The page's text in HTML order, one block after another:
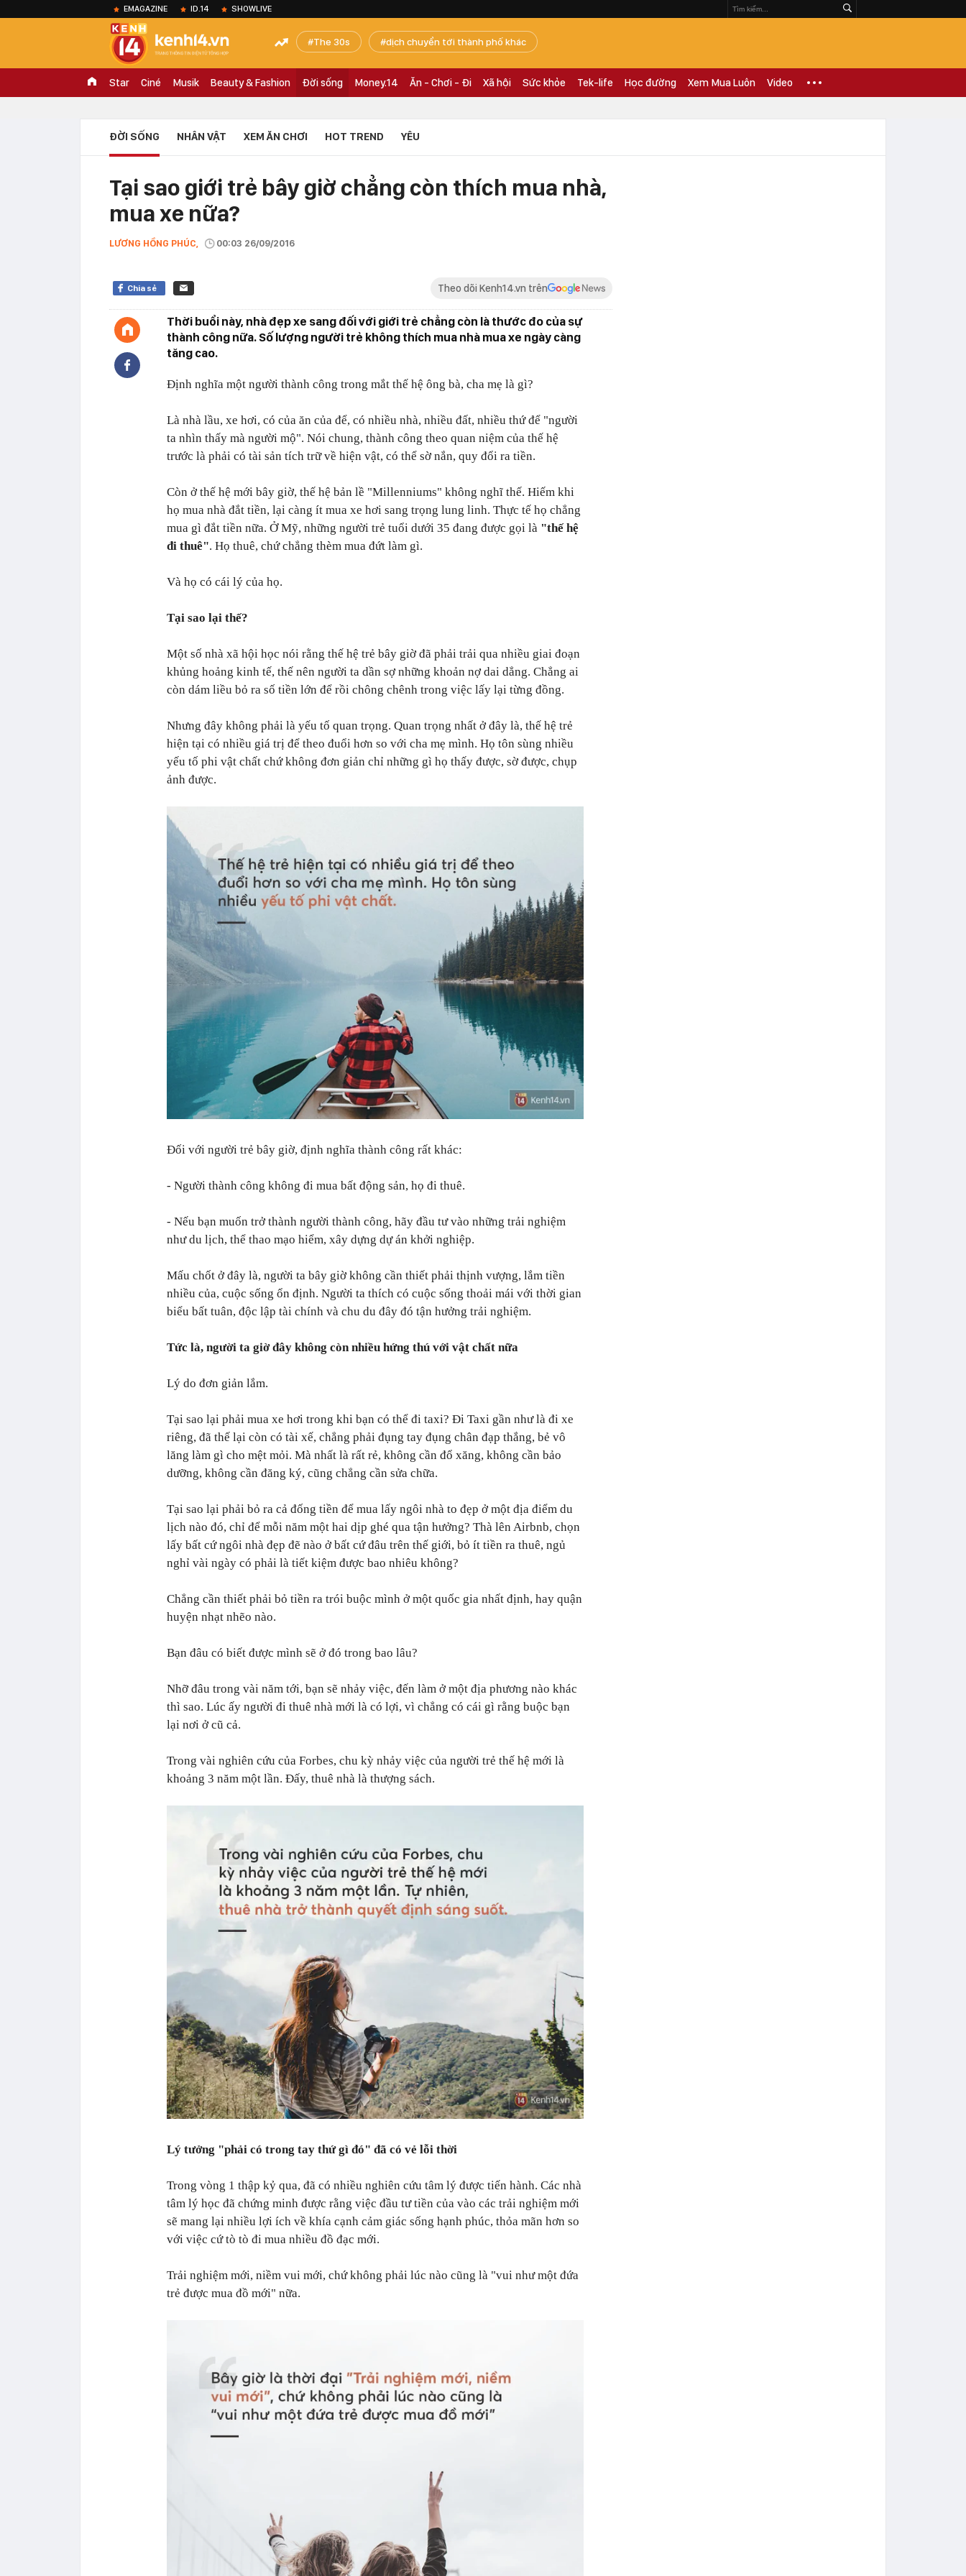
EMAGAZINE ID.14 SHOWLIVE
The 30s dịch chuyển tới thành phố khác
Star Ciné Musik Beauty & Fashion Đời sống Money.14 Ăn - Chơi - Đi Xã hội Sức khỏe Tek-life Học đường Xem Mua Luôn Video
ĐỜI SỐNG NHÂN VẬT XEM ĂN CHƠI HOT TREND YÊU
Tại sao giới trẻ bây giờ chẳng còn thích mua nhà,
mua xe nữa?
LƯƠNG HỒNG PHÚC, 00:03 26/09/2016
Chia sẻ Theo dõi Kenh14.vn trên
Thời buổi này, nhà đẹp xe sang đối với giới trẻ chẳng còn là thước đo của sự
thành công nữa. Số lượng người trẻ không thích mua nhà mua xe ngày càng
tăng cao.
Định nghĩa một người thành công trong mắt thế hệ ông bà, cha mẹ là gì?
Là nhà lầu, xe hơi, có của ăn của để, có nhiều nhà, nhiều đất, nhiều thứ để "người
ta nhìn thấy mà người mộ". Nói chung, thành công theo quan niệm của thế hệ
trước là phải có tài sản tích trữ về hiện vật, có thể sờ nắn, quy đổi ra tiền.
Còn ở thế hệ mới bây giờ, thế hệ bản lề "Millenniums" không nghĩ thế. Hiếm khi
họ mua nhà đắt tiền, lại càng ít mua xe hơi sang trọng lung linh. Thực tế họ chẳng
mua gì đắt tiền nữa. Ở Mỹ, những người trẻ tuổi dưới 35 đang được gọi là "thế hệ
đi thuê". Họ thuê, chứ chẳng thèm mua đứt làm gì.
Và họ có cái lý của họ.
Tại sao lại thế?
Một số nhà xã hội học nói rằng thế hệ trẻ bây giờ đã phải trải qua nhiều giai đoạn
khủng hoảng kinh tế, thế nên người ta dần sợ những khoản nợ dai dẳng. Chẳng ai
còn dám liều bỏ ra số tiền lớn để rồi chông chênh trong việc lấy lại từng đồng.
Nhưng đây không phải là yếu tố quan trọng. Quan trọng nhất ở đây là, thế hệ trẻ
hiện tại có nhiều giá trị để theo đuổi hơn so với cha mẹ mình. Họ tôn sùng nhiều
yếu tố phi vật chất chứ không đơn giản chỉ những gì họ thấy được, sờ được, chụp
ảnh được.
Đối với người trẻ bây giờ, định nghĩa thành công rất khác:
- Người thành công không đi mua bất động sản, họ đi thuê.
- Nếu bạn muốn trở thành người thành công, hãy đầu tư vào những trải nghiệm
như du lịch, thể thao mạo hiểm, xây dựng dự án khởi nghiệp.
Mấu chốt ở đây là, người ta bây giờ không cần thiết phải thịnh vượng, lắm tiền
nhiều của, cuộc sống ổn định. Người ta thích có cuộc sống thoải mái với thời gian
biểu bất tuân, độc lập tài chính và chu du đây đó tận hưởng trải nghiệm.
Tức là, người ta giờ đây không còn nhiều hứng thú với vật chất nữa
Lý do đơn giản lắm.
Tại sao lại phải mua xe hơi trong khi bạn có thể đi taxi? Đi Taxi gần như là đi xe
riêng, đã thế lại còn có tài xế, chẳng phải đụng tay đụng chân đạp thắng, bẻ vô
lăng làm gì cho mệt mỏi. Mà nhất là rất rẻ, không cần đổ xăng, không cần bảo
dưỡng, không cần đăng ký, cũng chẳng cần sửa chữa.
Tại sao lại phải bỏ ra cả đống tiền để mua lấy ngôi nhà to đẹp ở một địa điểm du
lịch nào đó, chỉ để mỗi năm một hai dịp ghé qua tận hưởng? Thà lên Airbnb, chọn
lấy bất cứ ngôi nhà đẹp đẽ nào ở bất cứ đâu trên thế giới, bỏ ít tiền ra thuê, ngủ
nghỉ vài ngày có phải là tiết kiệm được bao nhiêu không?
Chẳng cần thiết phải bỏ tiền ra trói buộc mình ở một quốc gia nhất định, hay quận
huyện nhạt nhẽo nào.
Bạn đâu có biết được mình sẽ ở đó trong bao lâu?
Nhỡ đâu trong vài năm tới, bạn sẽ nhảy việc, đến làm ở một địa phương nào khác
thì sao. Lúc ấy người đi thuê nhà mới là có lợi, vì chẳng có cái gì rằng buộc bạn
lại nơi ở cũ cả.
Trong vài nghiên cứu của Forbes, chu kỳ nhảy việc của người trẻ thế hệ mới là
khoảng 3 năm một lần. Đấy, thuê nhà là thượng sách.
Lý tưởng "phải có trong tay thứ gì đó" đã có vẻ lỗi thời
Trong vòng 1 thập kỷ qua, đã có nhiều nghiên cứu tâm lý được tiến hành. Các nhà
tâm lý học đã chứng minh được rằng việc đầu tư tiền của vào các trải nghiệm mới
sẽ mang lại nhiều lợi ích về khía cạnh cảm giác sống hạnh phúc, thỏa mãn hơn so
với việc cứ tò tò đi mua nhiều đồ đạc mới.
Trải nghiệm mới, niềm vui mới, chứ không phải lúc nào cũng là "vui như một đứa
trẻ được mua đồ mới" nữa.